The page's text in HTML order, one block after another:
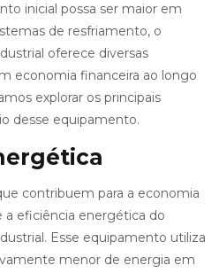
inicial possa ser maior em
de resfriamento, o
oferece diversas
economia financeira ao longo
explorar os principais
desse equipamento.
contribuem para a economia
a eficiência energética do
Esse equipamento utiliza
menor de energia em